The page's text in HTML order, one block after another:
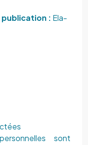
: Ela-
sont